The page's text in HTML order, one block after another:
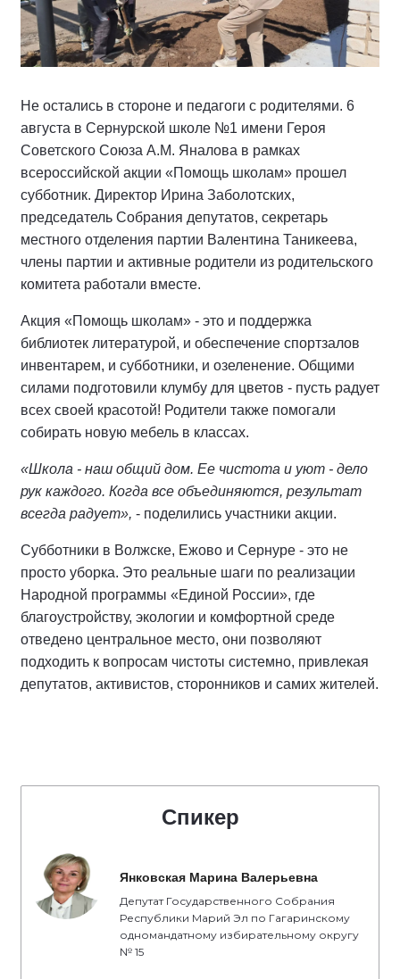
Не остались в стороне и педагоги с родителями. 6
августа в Сернурской школе №1 имени Героя
Советского Союза А.М. Яналова в рамках
всероссийской акции «Помощь школам» прошел
субботник. Директор Ирина Заболотских,
председатель Собрания депутатов, секретарь
местного отделения партии Валентина Таникеева,
члены партии и активные родители из родительского
комитета работали вместе.
Акция «Помощь школам» - это и поддержка
библиотек литературой, и обеспечение спортзалов
инвентарем, и субботники, и озеленение. Общими
силами подготовили клумбу для цветов - пусть радует
всех своей красотой! Родители также помогали
собирать новую мебель в классах.
«Школа - наш общий дом. Ее чистота и уют - дело
рук каждого. Когда все объединяются, результат
всегда радует», - поделились участники акции.
Субботники в Волжске, Ежово и Сернуре - это не
просто уборка. Это реальные шаги по реализации
Народной программы «Единой России», где
благоустройству, экологии и комфортной среде
отведено центральное место, они позволяют
подходить к вопросам чистоты системно, привлекая
депутатов, активистов, сторонников и самих жителей.
Спикер
Янковская Марина Валерьевна
Депутат Государственного Собрания
Республики Марий Эл по Гагаринскому
одномандатному избирательному округу
№ 15